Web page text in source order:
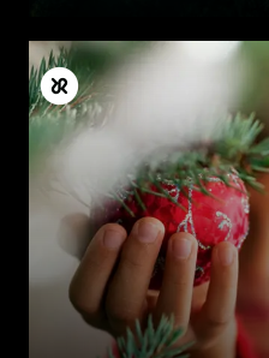
Download
Altro